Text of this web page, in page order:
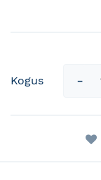
Kogus